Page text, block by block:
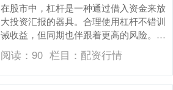
在股市中，杠杆是一种通过借入资金来放
大投资汇报的器具。合理使用杠杆不错训
诫收益，但同期也伴跟着更高的风险。本
文将详备诠释股市中常见的杠杆器具——
融资融券，并渐渐....
阅读：90 栏目： 配资行情